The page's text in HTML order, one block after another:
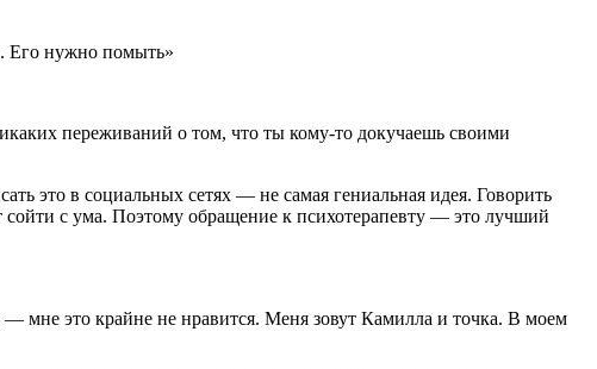
Его нужно помыть»
переживаний о том, что ты кому-то докучаешь своими
это в социальных сетях — не самая гениальная идея. Говорить
сойти с ума. Поэтому обращение к психотерапевту — это лучший
— мне это крайне не нравится. Меня зовут Камилла и точка. В моем